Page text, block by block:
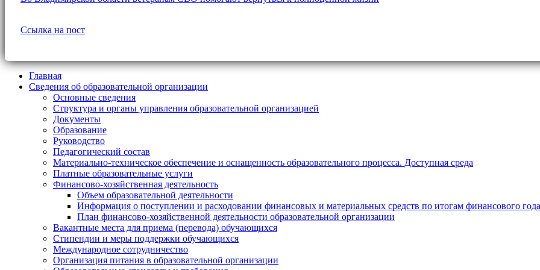
Ссылка на пост
Главная
Сведения об образовательной организации
Основные сведения
Структура и органы управления образовательной организацией
Документы
Образование
Руководство
Педагогический состав
Материально-техническое обеспечение и оснащенность образовательного процесса. Доступная среда
Платные образовательные услуги
Финансово-хозяйственная деятельность
Объем образовательной деятельности
Информация о поступлении и расходовании финансовых и материальных средств по итогам финансового года
План финансово-хозяйственной деятельности образовательной организации
Вакантные места для приема (перевода) обучающихся
Стипендии и меры поддержки обучающихся
Международное сотрудничество
Организация питания в образовательной организации